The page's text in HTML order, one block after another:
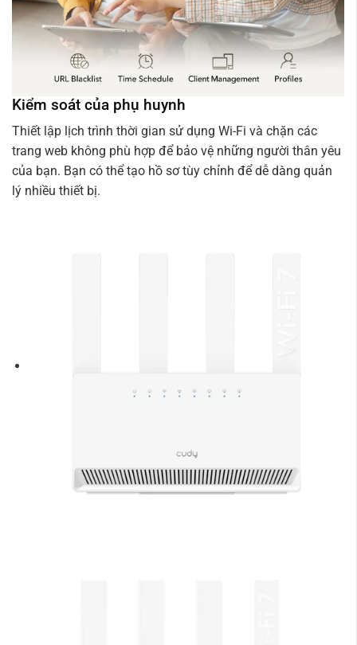
Kiểm soát của phụ huynh
Thiết lập lịch trình thời gian sử dụng Wi-Fi và chặn các
trang web không phù hợp để bảo vệ những người thân yêu
của bạn. Bạn có thể tạo hồ sơ tùy chỉnh để dễ dàng quản
lý nhiều thiết bị.